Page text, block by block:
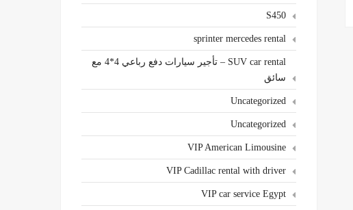
S450
sprinter mercedes rental
SUV car rental – تأجير سيارات دفع رباعي 4*4 مع
سائق
Uncategorized
Uncategorized
VIP American Limousine
VIP Cadillac rental with driver
VIP car service Egypt